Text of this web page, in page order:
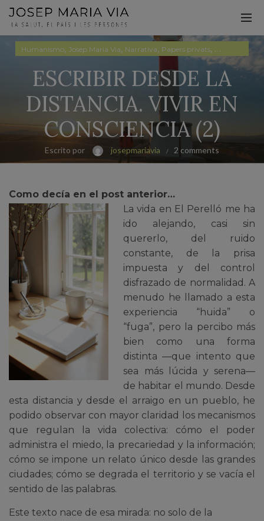
Humanismo, Josep Maria Via, Narrativa, Papers privats, Pensamiento
ESCRIBIR DESDE LA
DISTANCIA. VIVIR EN
CONSCIENCIA (2)
Escrito por josepmariavia 2 comments
Como decía en el post anterior…
La vida en El Perelló me ha
ido alejando, casi sin
quererlo, del ruido
constante, de la prisa
impuesta y del control
disfrazado de normalidad. A
menudo he llamado a esta
experiencia “huida” o
“fuga”, pero la percibo más
bien como una forma
distinta —que intento que
sea más lúcida y serena—
de habitar el mundo. Desde
esta distancia y desde el arraigo en un pueblo, he
podido observar con mayor claridad los mecanismos
que regulan la vida colectiva: cómo el poder
administra el miedo, la precariedad y la información;
cómo se impone un relato único desde las grandes
ciudades; cómo se degrada el territorio y se vacía el
sentido de las palabras.
Este texto nace de esa mirada: no solo de la